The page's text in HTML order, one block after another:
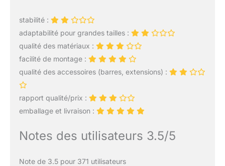
stabilité :
adaptabilité pour grandes tailles :
qualité des matériaux :
facilité de montage :
qualité des accessoires (barres, extensions) :
rapport qualité/prix :
emballage et livraison :
Notes des utilisateurs 3.5/5
Note de 3.5 pour 371 utilisateurs